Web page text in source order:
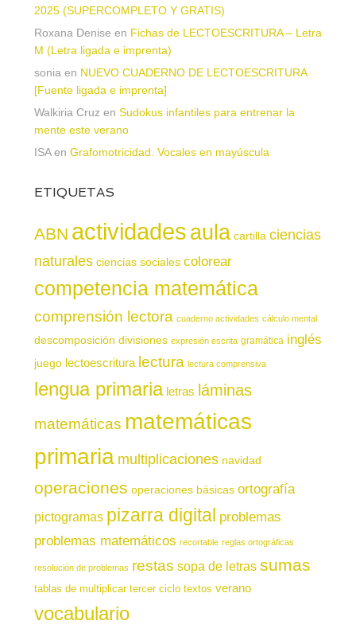
2025 (SUPERCOMPLETO Y GRATIS)
Roxana Denise en Fichas de LECTOESCRITURA – Letra
M (Letra ligada e imprenta)
sonia en NUEVO CUADERNO DE LECTOESCRITURA
[Fuente ligada e imprenta]
Walkiria Cruz en Sudokus infantiles para entrenar la
mente este verano
ISAen Grafomotricidad. Vocales en mayúscula
ETIQUETAS
ABN actividadesaula cartilla ciencias
naturales ciencias sociales colorear
competencia matemática
comprensión lectora cuaderno actividades cálculo mental
descomposición divisiones expresión escrita gramática inglés
juego lectoescritura lectura lectura comprensiva
lengua primaria letras láminas
matemáticas matemáticas
primaria multiplicaciones navidad
operaciones operaciones básicas ortografía
pictogramas pizarra digital problemas
problemas matemáticos recortable reglas ortográficas
resolución de problemas restas sopa de letras sumas
tablas de multiplicar tercer ciclo textos verano
vocabulario